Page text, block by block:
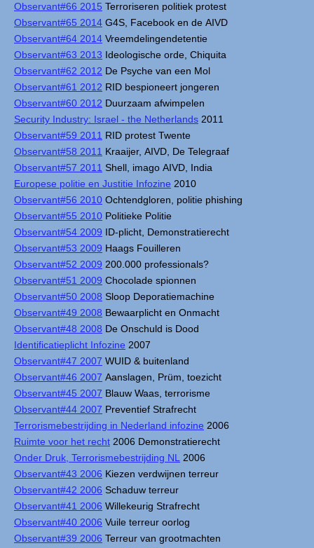
Observant#66 2015 Terroriseren politiek protest
Observant#65 2014 G4S, Facebook en de AIVD
Observant#64 2014 Vreemdelingendetentie
Observant#63 2013 Ideologische orde, Chiquita
Observant#62 2012 De Psyche van een Mol
Observant#61 2012 RID bespioneert jongeren
Observant#60 2012 Duurzaam afwimpelen
Security Industry: Israel - the Netherlands 2011
Observant#59 2011 RID protest Twente
Observant#58 2011 Kraaijer, AIVD, De Telegraaf
Observant#57 2011 Shell, imago AIVD, India
Europese politie en Justitie Infozine 2010
Observant#56 2010 Ochtendgloren, politie phishing
Observant#55 2010 Politieke Politie
Observant#54 2009 ID-plicht, Demonstratierecht
Observant#53 2009 Haags Fouilleren
Observant#52 2009 200.000 professionals?
Observant#51 2009 Chocolade spionnen
Observant#50 2008 Sloop Deporatiemachine
Observant#49 2008 Bewaarplicht en Onmacht
Observant#48 2008 De Onschuld is Dood
Identificatieplicht Infozine 2007
Observant#47 2007 WUID & buitenland
Observant#46 2007 Aanslagen, Prüm, toezicht
Observant#45 2007 Blauw Waas, terrorisme
Observant#44 2007 Preventief Strafrecht
Terrorismebestrijding in Nederland infozine 2006
Ruimte voor het recht 2006 Demonstratierecht
Onder Druk, Terrorismebestrijding NL
2006
Observant#43 2006 Kiezen verdwijnen terreur
Observant#42 2006 Schaduw terreur
Observant#41 2006 Willekeurig Strafrecht
Observant#40 2006 Vuile terreur oorlog
Observant#39 2006 Terreur van grootmachten